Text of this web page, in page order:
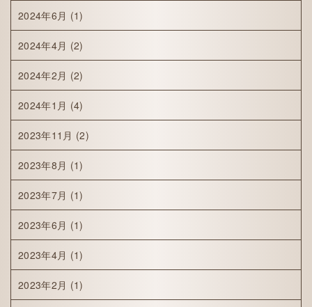
2024年6月 (1)
2024年4月 (2)
2024年2月 (2)
2024年1月 (4)
2023年11月 (2)
2023年8月 (1)
2023年7月 (1)
2023年6月 (1)
2023年4月 (1)
2023年2月 (1)